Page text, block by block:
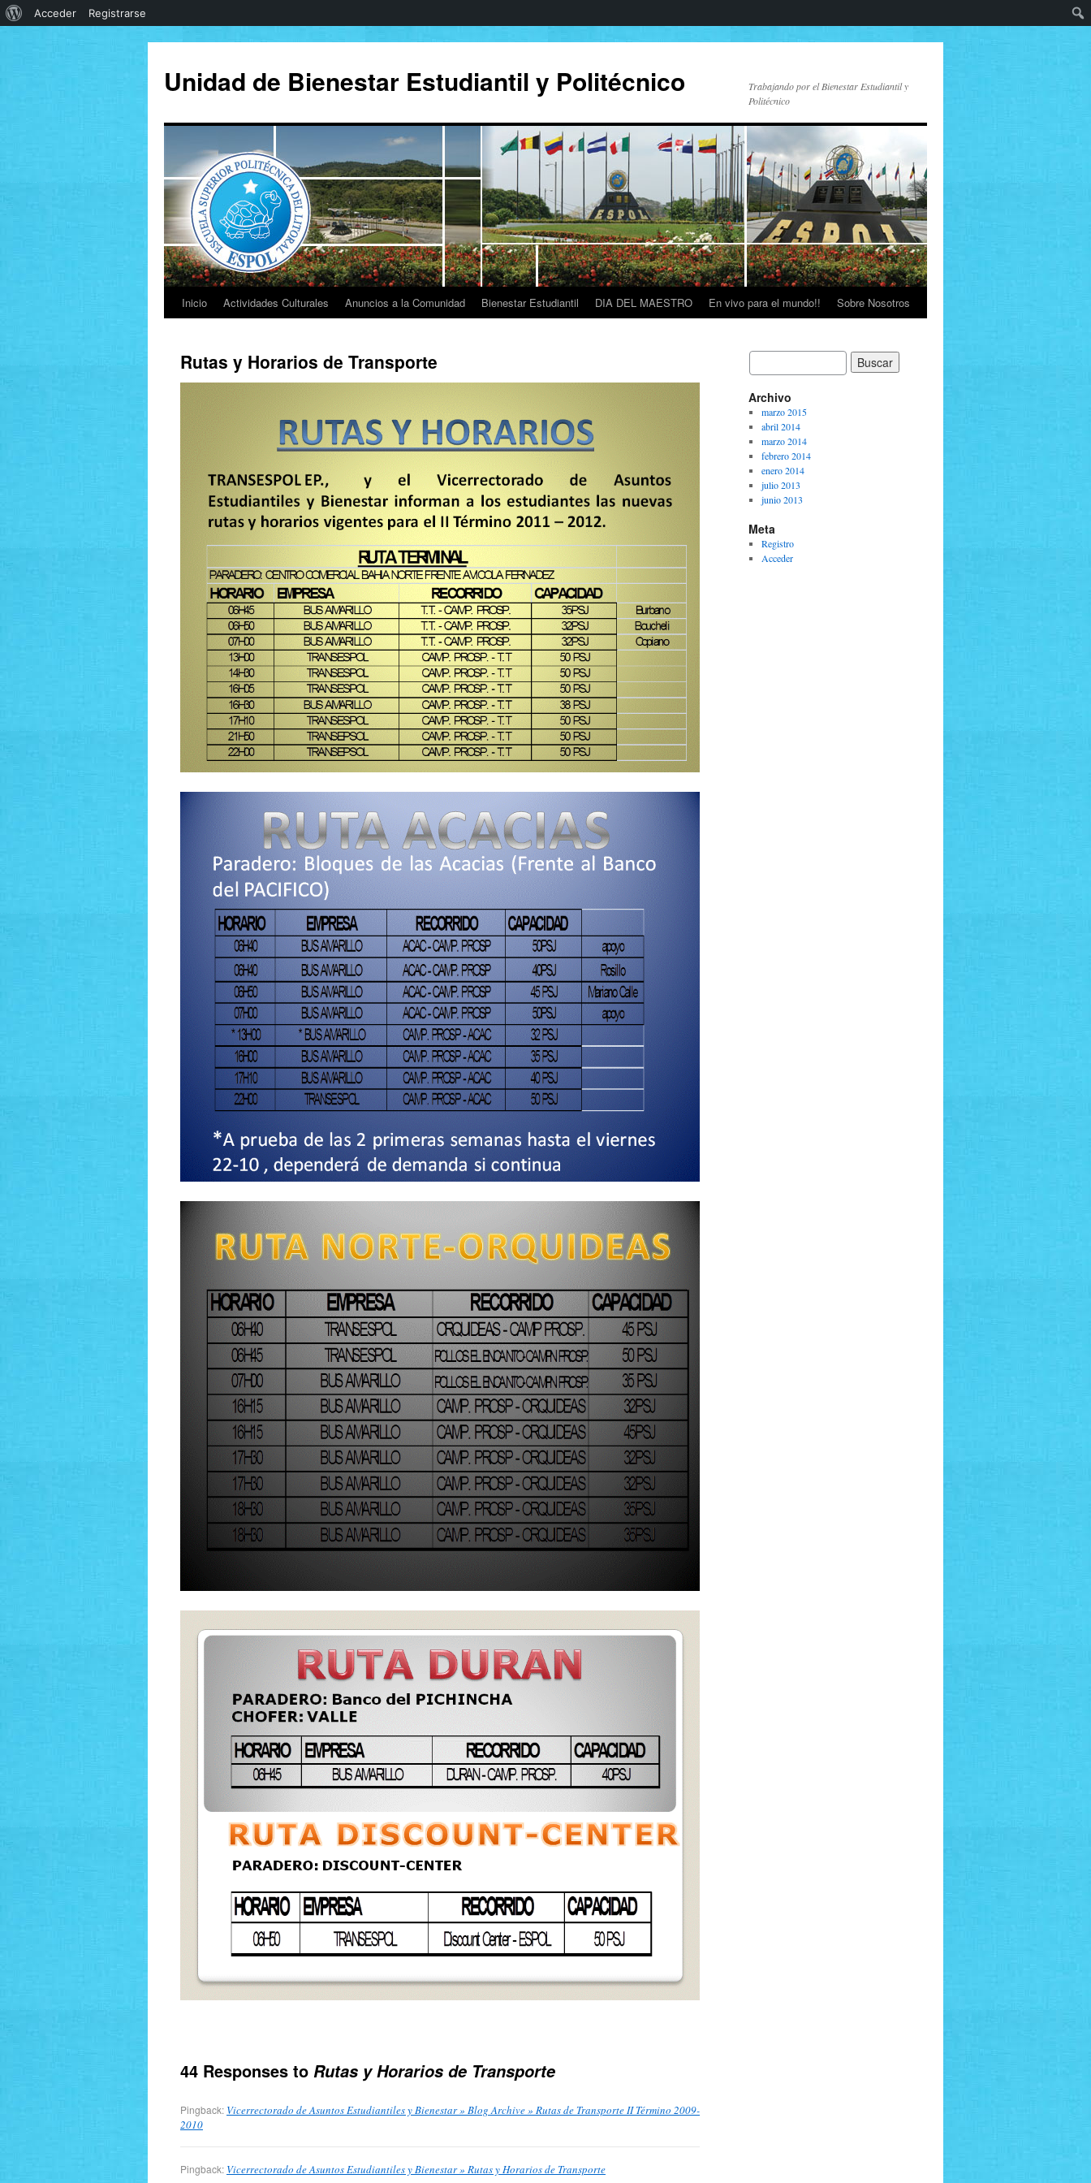
Unidad de Bienestar Estudiantil y Politécnico
Trabajando por el Bienestar Estudiantil y
Politécnico
Inicio Actividades Culturales Anuncios a la Comunidad Bienestar Estudiantil DIA DEL MAESTRO En vivo para el mundo!! Sobre Nosotros
Rutas y Horarios de Transporte
44 Responses to Rutas y Horarios de Transporte
Pingback: Vicerrectorado de Asuntos Estudiantiles y Bienestar » Blog Archive » Rutas de Transporte II Término 2009-
2010
Pingback: Vicerrectorado de Asuntos Estudiantiles y Bienestar » Rutas y Horarios de Transporte
Archivo
marzo 2015
abril 2014
marzo 2014
febrero 2014
enero 2014
julio 2013
junio 2013
Meta
Registro
Acceder
Acceder Registrarse